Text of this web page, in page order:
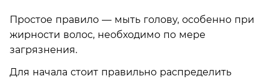
Простое правило — мыть голову, особенно при
жирности волос, необходимо по мере
загрязнения.
Для начала стоит правильно распределить